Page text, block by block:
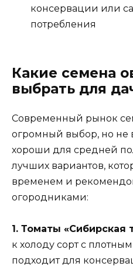
консервации или
потребления
Какие семена
выбрать для
Современный рынок
огромный выбор, но не
хороши для средней
лучших вариантов,
временем и
огородниками:
1. Томаты «Сибирская
к холоду сорт с
подходит для